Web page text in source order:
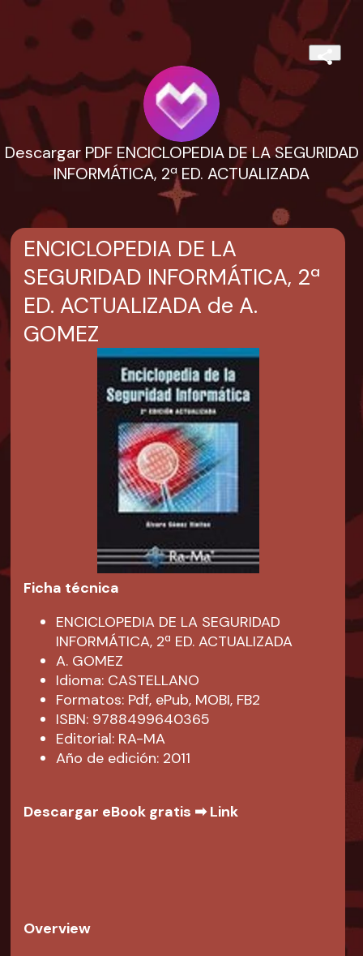
Descargar PDF ENCICLOPEDIA DE LA SEGURIDAD
INFORMÁTICA, 2ª ED. ACTUALIZADA
ENCICLOPEDIA DE LA
SEGURIDAD INFORMÁTICA, 2ª
ED. ACTUALIZADA de A.
GOMEZ
Ficha técnica
ENCICLOPEDIA DE LA SEGURIDAD
INFORMÁTICA, 2ª ED. ACTUALIZADA
A. GOMEZ
Idioma: CASTELLANO
Formatos: Pdf, ePub, MOBI, FB2
ISBN: 9788499640365
Editorial: RA-MA
Año de edición: 2011
Descargar eBook gratis ➡Link
Overview